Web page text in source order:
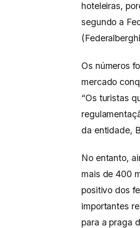
hoteleiras,
segundo a
Os números
mercado
“Os turistas
da entidade,
No entanto,
mais de 400
positivo dos
importantes
para a praga